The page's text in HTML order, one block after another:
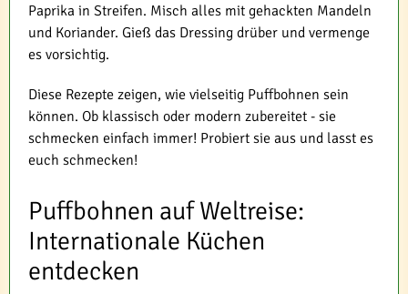
Paprika in Streifen. Misch alles mit gehackten Mandeln
und Koriander. Gieß das Dressing drüber und vermenge
es vorsichtig.
Diese Rezepte zeigen, wie vielseitig Puffbohnen sein
können. Ob klassisch oder modern zubereitet - sie
schmecken einfach immer! Probiert sie aus und lasst es
euch schmecken!
Puffbohnen auf Weltreise:
Internationale Küchen
entdecken